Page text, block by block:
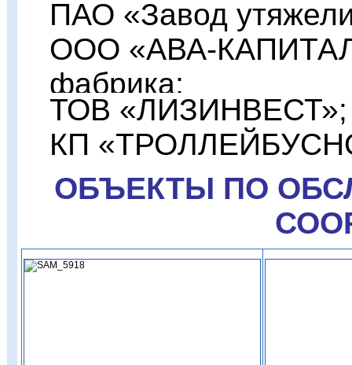
ПАО «Завод
ООО «АВА-
фабрика;
ТОВ «ЛИЗИНВЕСТ»;
КП
ОБЪЕКТЫ ПО